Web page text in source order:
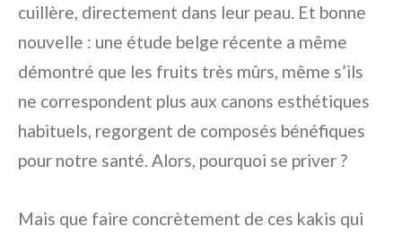
cuillère, directement dans leur peau. Et bonne
nouvelle : une étude belge récente a même
démontré que les fruits très mûrs, même s’ils
ne correspondent plus aux canons esthétiques
habituels, regorgent de composés bénéfiques
pour notre santé. Alors, pourquoi se priver ?
Mais que faire concrètement de ces kakis qui